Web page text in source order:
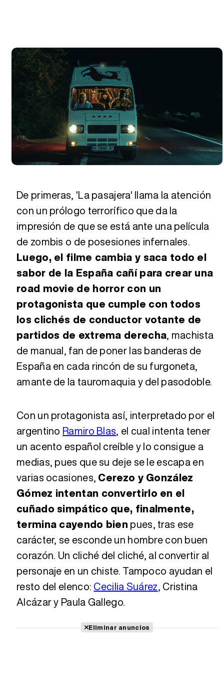
De primeras, 'La pasajera' llama la atención
con un prólogo terrorífico que da la
impresión de que se está ante una película
de zombis o de posesiones infernales.
Luego, el filme cambia y saca todo el
sabor de la España cañí para crear una
road movie de horror con un
protagonista que cumple con todos
los clichés de conductor votante de
partidos de extrema derecha, machista
de manual, fan de poner las banderas de
España en cada rincón de su furgoneta,
amante de la tauromaquia y del pasodoble.
Con un protagonista así, interpretado por el
argentino Ramiro Blas, el cual intenta tener
un acento español creíble y lo consigue a
medias, pues que su deje se le escapa en
varias ocasiones, Cerezo y González
Gómez intentan convertirlo en el
cuñado simpático que, finalmente,
termina cayendo bien pues, tras ese
carácter, se esconde un hombre con buen
corazón. Un cliché del cliché, al convertir al
personaje en un chiste. Tampoco ayudan el
resto del elenco: Cecilia Suárez, Cristina
Alcázar y Paula Gallego.
Eliminar anuncios